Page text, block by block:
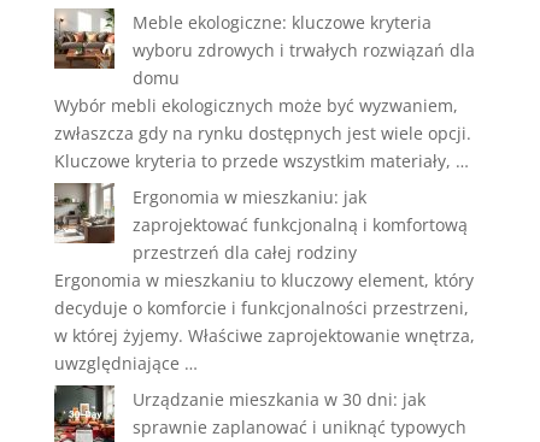
Meble ekologiczne: kluczowe kryteria
wyboru zdrowych i trwałych rozwiązań dla
domu
Wybór mebli ekologicznych może być wyzwaniem,
zwłaszcza gdy na rynku dostępnych jest wiele opcji.
Kluczowe kryteria to przede wszystkim materiały, …
Ergonomia w mieszkaniu: jak
zaprojektować funkcjonalną i komfortową
przestrzeń dla całej rodziny
Ergonomia w mieszkaniu to kluczowy element, który
decyduje o komforcie i funkcjonalności przestrzeni,
w której żyjemy. Właściwe zaprojektowanie wnętrza,
uwzględniające …
Urządzanie mieszkania w 30 dni: jak
sprawnie zaplanować i uniknąć typowych